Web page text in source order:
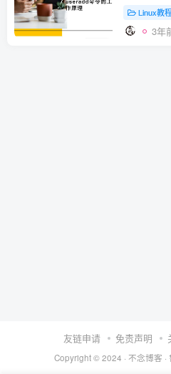
Linux教
3年
友链申请 免责声明
Copyright © 2024 · 不念博客 ·